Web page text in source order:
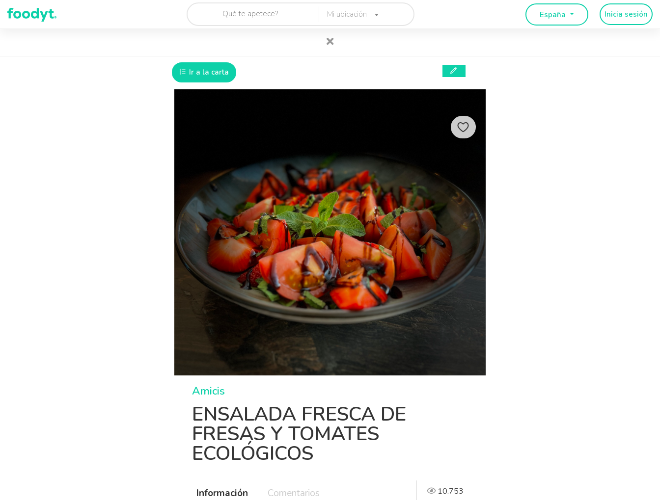
Mi ubicación España Inicia sesión
Ir a la carta
Amicis
ENSALADA FRESCA DE
FRESAS Y TOMATES
ECOLÓGICOS
Información Comentarios 10.753